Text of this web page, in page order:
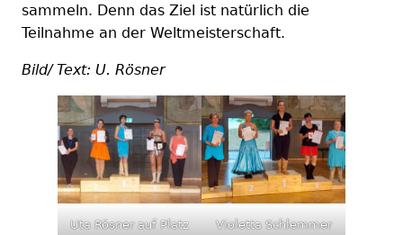
sammeln. Denn das Ziel ist natürlich die
Teilnahme an der Weltmeisterschaft.
Bild/ Text: U. Rösner
Uta Rösner auf Platz
Violetta Schlemmer